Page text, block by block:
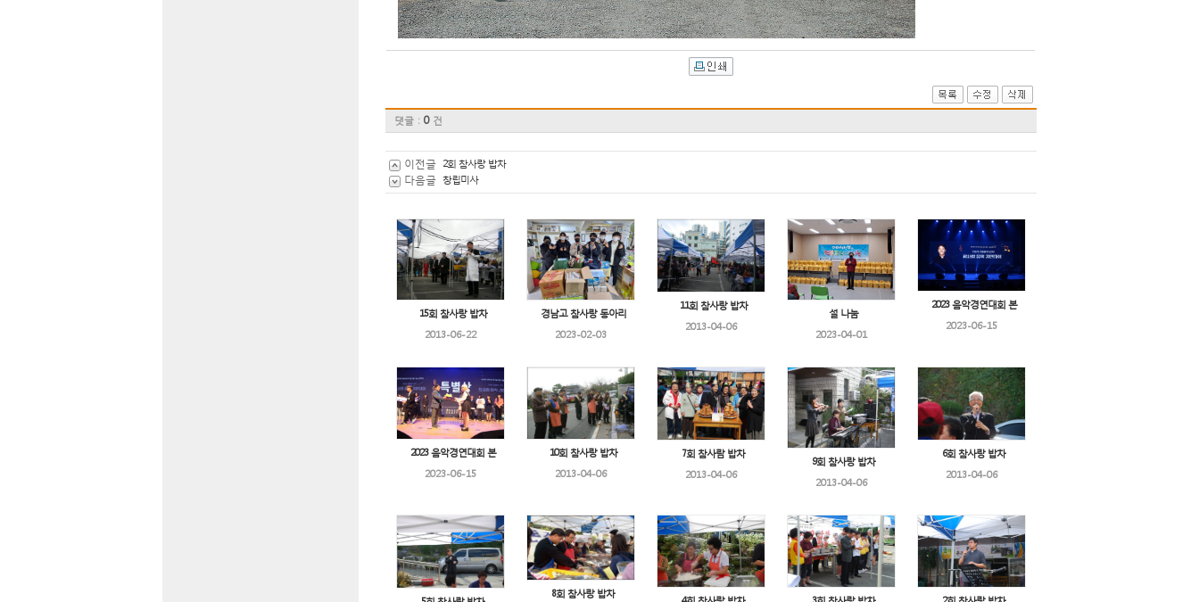
댓글 : 0건
이전글 2회 참사랑 밥차
다음글 창립미사
15회 참사랑 밥차
2013-06-22
경남고 참사랑 동아리
2023-02-03
11회 참사랑 밥차
2013-04-06
설 나눔
2023-04-01
2023 음악경연대회 본
2023-06-15
2023 음악경연대회 본
2023-06-15
10회 참사랑 밥차
2013-04-06
7회 참사람 밥차
2013-04-06
9회 참사랑 밥차
2013-04-06
6회 참사랑 밥차
2013-04-06
8회 참사랑 밥차